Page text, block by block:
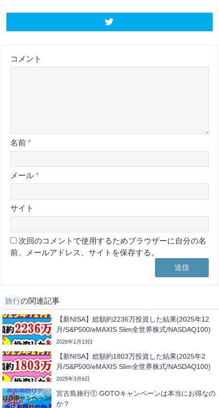
コメント
名前 *
メール *
サイト
次回のコメントで使用するためブラウザーに自分の名
前、メールアドレス、サイトを保存する。
旅行の関連記事
【新NISA】総額約2236万投資した結果(2025年12
月/S&P500/eMAXIS Slim全世界株式/NASDAQ100)
2026年1月13日
【新NISA】総額約1803万投資した結果(2025年2
月/S&P500/eMAXIS Slim全世界株式/NASDAQ100)
2025年3月6日
宮古島旅行① GOTOキャンペーンは本当にお得なの
か？